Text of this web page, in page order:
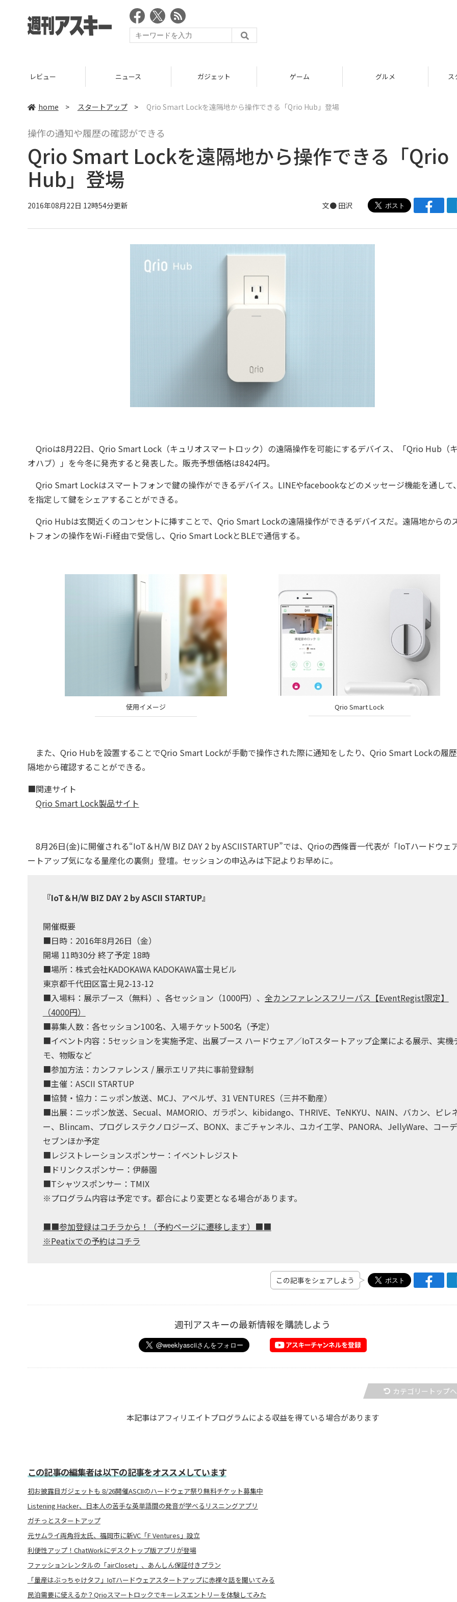
ニュース ガジェット ゲーム グルメ スタートアップ
home > スタートアップ > Qrio Smart Lockを遠隔地から操作できる「Qrio Hub」登場
操作の通知や履歴の確認ができる
Qrio Smart Lockを遠隔地から操作できる「Qrio
Hub」登場
2016年08月22日 12時54分更新 文● 田沢
Qrioは8月22日、Qrio Smart Lock（キュリオスマートロック）の遠隔操作を可能にするデバイス、「Qrio Hub（
オハブ）」を今冬に発売すると発表した。販売予想価格は8424円。
Qrio Smart Lockはスマートフォンで鍵の操作ができるデバイス。LINEやfacebookなどのメッセージ機能を通して
を指定して鍵をシェアすることができる。
Qrio Hubは玄関近くのコンセントに挿すことで、Qrio Smart Lockの遠隔操作ができるデバイスだ。遠隔地からの
トフォンの操作をWi-Fi経由で受信し、Qrio Smart LockとBLEで通信する。
使用イメージ Qrio Smart Lock
また、Qrio Hubを設置することでQrio Smart Lockが手動で操作された際に通知をしたり、Qrio Smart Lockの履
隔地から確認することができる。
■関連サイト
Qrio Smart Lock製品サイト
8月26日(金)に開催される“IoT＆H/W BIZ DAY 2 by ASCIISTARTUP”では、Qrioの西條晋一代表が「IoTハードウェ
ートアップ気になる量産化の裏側」登壇。セッションの申込みは下記よりお早めに。
『IoT＆H/W BIZ DAY 2 by ASCII STARTUP』
開催概要
■日時：2016年8月26日（金）
開場 11時30分 終了予定 18時
■場所：株式会社KADOKAWA KADOKAWA富士見ビル
東京都千代田区富士見2-13-12
■入場料：展示ブース（無料）、各セッション（1000円）、 全カンファレンスフリーパス【EventRegist限定】
（4000円）
■募集人数：各セッション100名、入場チケット500名（予定）
■イベント内容：5セッションを実施予定、出展ブース ハードウェア／IoTスタートアップ企業による展示、実機
モ、物販など
■参加方法：カンファレンス / 展示エリア共に事前登録制
■主催：ASCII STARTUP
■協賛・協力：ニッポン放送、MCJ、アペルザ、31 VENTURES（三井不動産）
■出展：ニッポン放送、Secual、MAMORIO、ガラポン、kibidango、THRIVE、TeNKYU、NAIN、バカン、ピレ
ー、Blincam、プログレステクノロジーズ、BONX、まごチャンネル、ユカイ工学、PANORA、JellyWare、コーデ
セブンほか予定
■レジストレーションスポンサー：イベントレジスト
■ドリンクスポンサー：伊藤園
■Tシャツスポンサー：TMIX
※プログラム内容は予定です。都合により変更となる場合があります。
■■参加登録はコチラから！（予約ページに遷移します）■■
※Peatixでの予約はコチラ
この記事をシェアしよう
週刊アスキーの最新情報を購読しよう
カテゴリートップへ
本記事はアフィリエイトプログラムによる収益を得ている場合があります
この記事の編集者は以下の記事をオススメしています
初お披露目ガジェットも 8/26開催ASCIIのハードウェア祭り無料チケット募集中
Listening Hacker、日本人の苦手な英単語間の発音が学べるリスニングアプリ
ガチっとスタートアップ
元サムライ両角将太氏、福岡市に新VC「F Ventures」設立
利便性アップ！ChatWorkにデスクトップ版アプリが登場
ファッションレンタルの「airCloset」、あんしん保証付きプラン
「量産はぶっちゃけタフ」IoTハードウェアスタートアップに赤裸々話を聞いてみる
民泊需要に使えるか？Qrioスマートロックでキーレスエントリーを体験してみた